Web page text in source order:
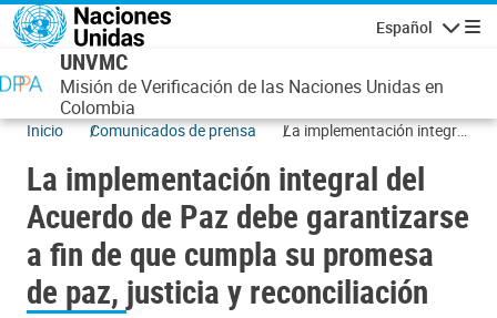
Pasar al contenido principal
Español
UNVMC
Misión de Verificación de las Naciones Unidas en
Colombia
Inicio Comunicados de prensa
La implementación integral
garantizarse a fin de que
cumpla su promesa de paz,
justicia y reconciliación
La implementación integral del
Acuerdo de Paz debe garantizarse
a fin de que cumpla su promesa
de paz, justicia y reconciliación